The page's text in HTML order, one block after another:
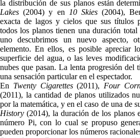
la distribución de sus planos están
Lakes (2004) y en 10 Skies (2004),
exacta de lagos y cielos que sus títulos
todos los planos tienen una duración
uno descubrimos un nuevo aspecto,
elemento. En ellos, es posible apreciar
superficie del agua, o las leves
nubes que pasan. La lenta progresión del
una sensación particular en el espectador.
En Twenty Cigarettes(2011), Four
(2011), la cantidad de planos utilizados
por la matemática, y en el caso de una de
History (2014), la duración de los planos
número Pi, con lo cual se propuso
pueden proporcionar los números